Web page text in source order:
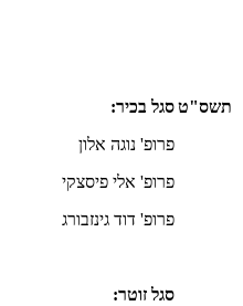
תשס"טסגל בכיר:
פרופ' נוגה אלון
פרופ' אלי פיסצקי
פרופ' דוד גינזבורג
סגל זוטר: